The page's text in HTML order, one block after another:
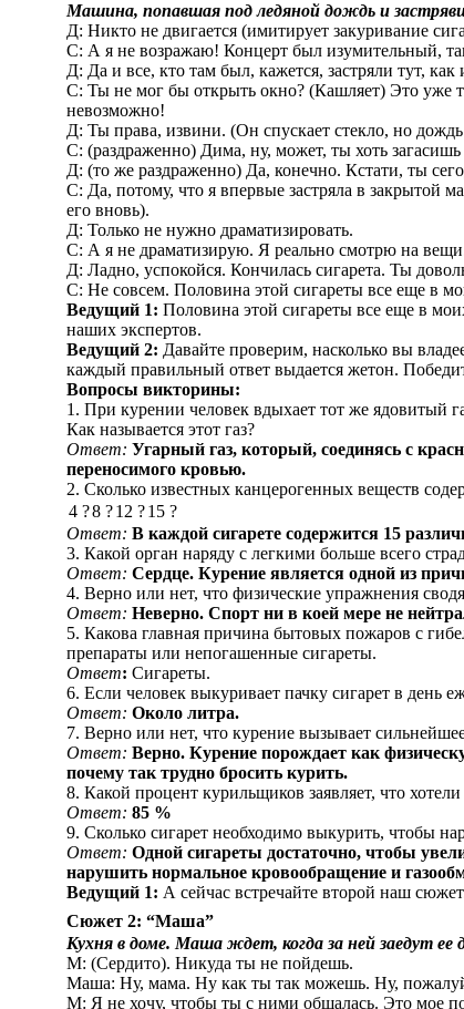
Машина, попавшая под ледяной дождь и
Д: Никто не двигается (имитирует закуривание
С: А я не возражаю! Концерт был изумительный,
Д: Да и все, кто там был, кажется, застряли тут,
С: Ты не мог бы открыть окно? (Кашляет) Это уже
невозможно!
Д: Ты права, извини. (Он спускает стекло, но дождь
С: (раздраженно) Дима, ну, может, ты хоть
Д: (то же раздраженно) Да, конечно. Кстати, ты
С: Да, потому, что я впервые застряла в закрытой
его вновь).
Д: Только не нужно драматизировать.
С: А я не драматизирую. Я реально смотрю на
Д: Ладно, успокойся. Кончилась сигарета. Ты
С: Не совсем. Половина этой сигареты все еще в
Ведущий 1: Половина этой сигареты все еще в
наших экспертов.
Ведущий 2: Давайте проверим, насколько вы
каждый правильный ответ выдается жетон.
Вопросы викторины:
1. При курении человек вдыхает тот же ядовитый
Как называется этот газ?
Ответ: Угарный газ, который, соединясь с
переносимого кровью.
2. Сколько известных канцерогенных веществ
4 ?8 ?12 ?15 ?
Ответ: В каждой сигарете содержится 15
3. Какой орган наряду с легкими больше всего
Ответ: Сердце. Курение является одной из
4. Верно или нет, что физические упражнения
Ответ: Неверно. Спорт ни в коей мере не
5. Какова главная причина бытовых пожаров с
препараты или непогашенные сигареты.
Ответ: Сигареты.
6. Если человек выкуривает пачку сигарет в день
Ответ: Около литра.
7. Верно или нет, что курение вызывает
Ответ: Верно. Курение порождает как
почему так трудно бросить курить.
8. Какой процент курильщиков заявляет, что
Ответ: 85 %
9. Сколько сигарет необходимо выкурить, чтобы
Ответ: Одной сигареты достаточно, чтобы
нарушить нормальное кровообращение и
Ведущий 1: А сейчас встречайте второй наш
Сюжет 2: “Маша”
Кухня в доме. Маша ждет, когда за ней заедут ее
М: (Сердито). Никуда ты не пойдешь.
Маша: Ну, мама. Ну как ты так можешь. Ну,
М: Я не хочу, чтобы ты с ними общалась. Это мое